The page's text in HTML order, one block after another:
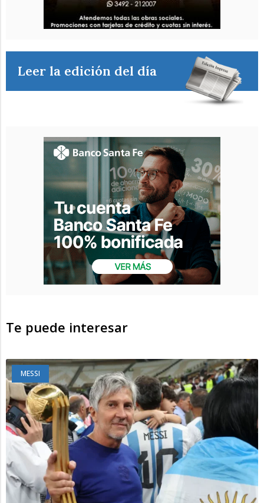
Leer la edición del día
Te puede interesar
MESSI